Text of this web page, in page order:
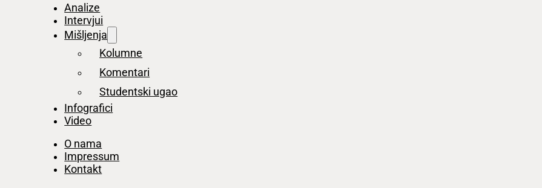
Analize
Intervjui
Mišljenja
Kolumne
Komentari
Studentski ugao
Infografici
Video
O nama
Impressum
Kontakt